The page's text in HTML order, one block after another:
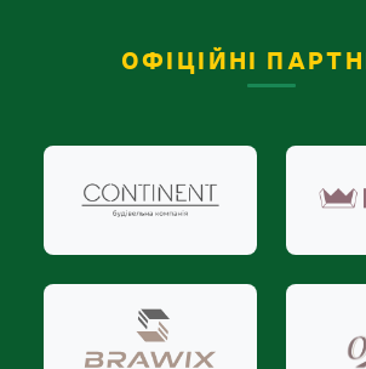
ОФІЦІЙНІ